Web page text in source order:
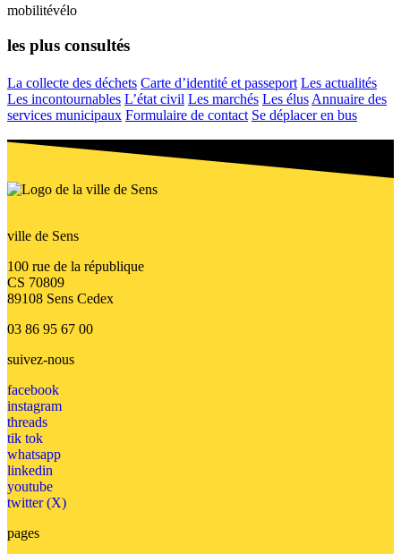
mobilitévélo
les plus consultés
La collecte des déchets Carte d’identité et passeport Les actualités
Les incontournables L’état civil Les marchés Les élus Annuaire des
services municipaux Formulaire de contact Se déplacer en bus
ville de Sens
100 rue de la république
CS 70809
89108 Sens Cedex
03 86 95 67 00
suivez-nous
facebook
instagram
threads
tik tok
whatsapp
linkedin
youtube
twitter (X)
pages